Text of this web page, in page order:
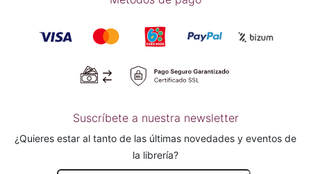
Suscríbete a nuestra newsletter
¿Quieres estar al tanto de las últimas novedades y eventos de
la librería?